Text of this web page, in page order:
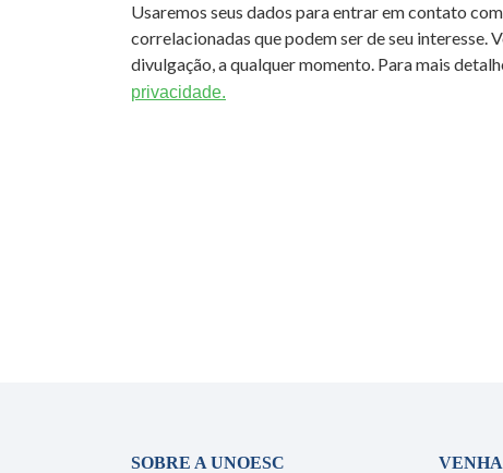
Usaremos seus dados para entrar em contato
correlacionadas que podem ser de seu interesse.
divulgação, a qualquer momento. Para mais
privacidade.
SOBRE A UNOESC